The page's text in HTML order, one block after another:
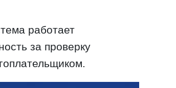
работает
за проверку